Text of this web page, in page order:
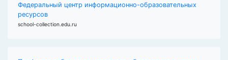
Федеральный центр информационно-образовательных
ресурсов
school-collection.edu.ru